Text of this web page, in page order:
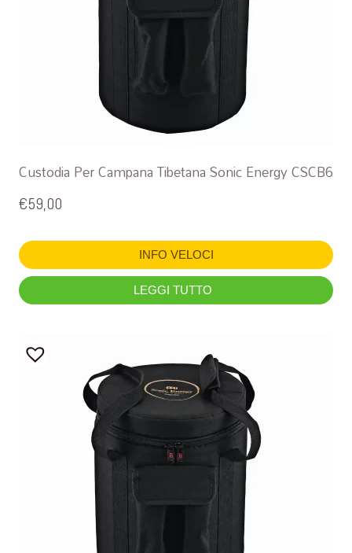
Custodia Per Campana Tibetana Sonic Energy CSCB6
€59,00
INFO VELOCI
LEGGI TUTTO